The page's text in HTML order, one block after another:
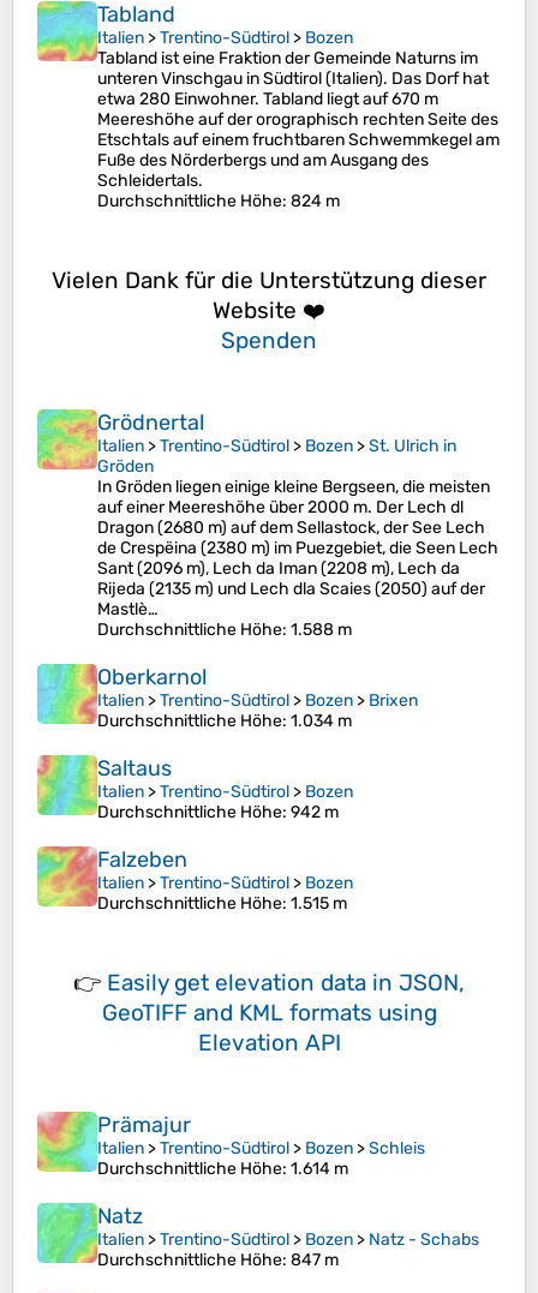
Tabland
Italien >Trentino-Südtirol > Bozen
Tabland ist eine Fraktion der Gemeinde Naturns im
unteren Vinschgau in Südtirol (Italien). Das Dorf hat
etwa 280 Einwohner. Tabland liegt auf 670 m
Meereshöhe auf der orographisch rechten Seite des
Etschtals auf einem fruchtbaren Schwemmkegel am
Fuße des Nörderbergs und am Ausgang des
Schleidertals.
Durchschnittliche Höhe: 824 m
Vielen Dank für die Unterstützung dieser
Website ❤️
Spenden
Grödnertal
Italien >Trentino-Südtirol > Bozen >St. Ulrich in
Gröden
In Gröden liegen einige kleine Bergseen, die meisten
auf einer Meereshöhe über 2000 m. Der Lech dl
Dragon (2680 m) auf dem Sellastock, der See Lech
de Crespëina (2380 m) im Puezgebiet, die Seen Lech
Sant (2096 m), Lech da Iman (2208 m), Lech da
Rijeda (2135 m) und Lech dla Scaies (2050) auf der
Mastlè…
Durchschnittliche Höhe: 1.588 m
Oberkarnol
Italien >Trentino-Südtirol > Bozen > Brixen
Durchschnittliche Höhe: 1.034 m
Saltaus
Italien >Trentino-Südtirol > Bozen
Durchschnittliche Höhe: 942 m
Falzeben
Italien >Trentino-Südtirol > Bozen
Durchschnittliche Höhe: 1.515 m
👉 Easily get elevation data in JSON,
GeoTIFF and KML formats using
Elevation API
Prämajur
Italien >Trentino-Südtirol > Bozen >Schleis
Durchschnittliche Höhe: 1.614 m
Natz
Italien >Trentino-Südtirol > Bozen > Natz - Schabs
Durchschnittliche Höhe: 847 m